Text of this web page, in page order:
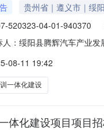
贵州省｜遵义市｜绥
520323-04-01-940370
人：绥阳县腾辉汽车产业
展有限责任公司统一社会
08-11 19:42
一体化建设
体化建设项目项目